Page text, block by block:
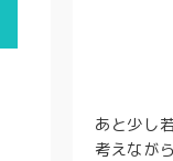
あと少し
考えなが